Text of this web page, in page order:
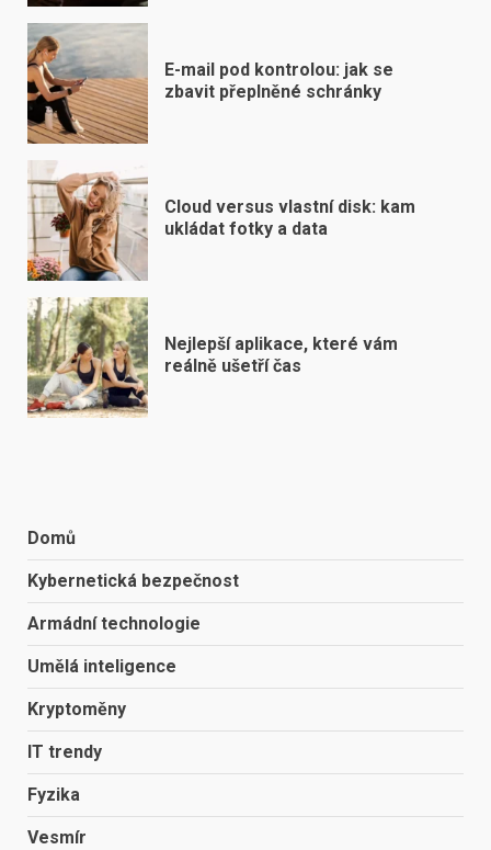
E-mail pod kontrolou: jak se
zbavit přeplněné schránky
Cloud versus vlastní disk: kam
ukládat fotky a data
Nejlepší aplikace, které vám
reálně ušetří čas
Domů
Kybernetická bezpečnost
Armádní technologie
Umělá inteligence
Kryptoměny
IT trendy
Fyzika
Vesmír